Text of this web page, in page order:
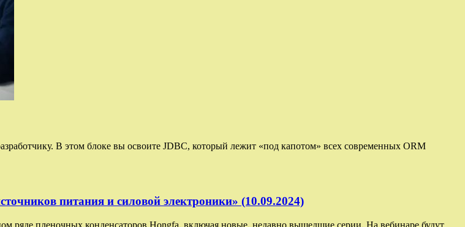
В этом блоке вы освоите JDBC, который лежит «под капотом» всех современных ORM
питания и силовой электроники» (10.09.2024)
ряде пленочных конденсаторов Hongfa, включая новые, недавно вышедшие серии. На вебинаре будут